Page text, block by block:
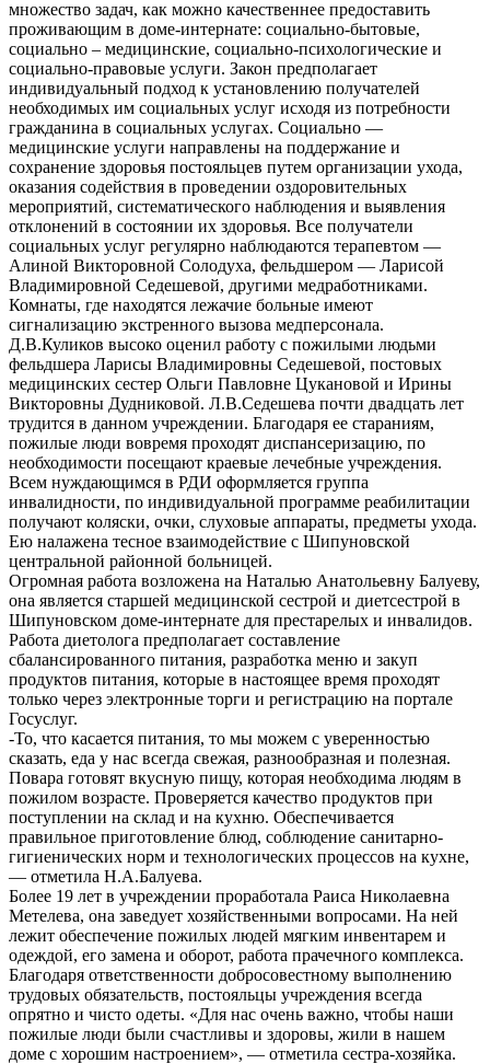
множество задач, как можно качественнее предоставить
проживающим в доме-интернате: социально-бытовые,
социально – медицинские, социально-психологические и
социально-правовые услуги. Закон предполагает
индивидуальный подход к установлению получателей
необходимых им социальных услуг исходя из потребности
гражданина в социальных услугах. Социально —
медицинские услуги направлены на поддержание и
сохранение здоровья постояльцев путем организации ухода,
оказания содействия в проведении оздоровительных
мероприятий, систематического наблюдения и выявления
отклонений в состоянии их здоровья. Все получатели
социальных услуг регулярно наблюдаются терапевтом —
Алиной Викторовной Солодуха, фельдшером — Ларисой
Владимировной Седешевой, другими медработниками.
Комнаты, где находятся лежачие больные имеют
сигнализацию экстренного вызова медперсонала.
Д.В.Куликов высоко оценил работу с пожилыми людьми
фельдшера Ларисы Владимировны Седешевой, постовых
медицинских сестер Ольги Павловне Цукановой и Ирины
Викторовны Дудниковой. Л.В.Седешева почти двадцать лет
трудится в данном учреждении. Благодаря ее стараниям,
пожилые люди вовремя проходят диспансеризацию, по
необходимости посещают краевые лечебные учреждения.
Всем нуждающимся в РДИ оформляется группа
инвалидности, по индивидуальной программе реабилитации
получают коляски, очки, слуховые аппараты, предметы ухода.
Ею налажена тесное взаимодействие с Шипуновской
центральной районной больницей.
Огромная работа возложена на Наталью Анатольевну Балуеву,
она является старшей медицинской сестрой и диетсестрой в
Шипуновском доме-интернате для престарелых и инвалидов.
Работа диетолога предполагает составление
сбалансированного питания, разработка меню и закуп
продуктов питания, которые в настоящее время проходят
только через электронные торги и регистрацию на портале
Госуслуг.
-То, что касается питания, то мы можем с уверенностью
сказать, еда у нас всегда свежая, разнообразная и полезная.
Повара готовят вкусную пищу, которая необходима людям в
пожилом возрасте. Проверяется качество продуктов при
поступлении на склад и на кухню. Обеспечивается
правильное приготовление блюд, соблюдение санитарно-
гигиенических норм и технологических процессов на кухне,
— отметила Н.А.Балуева.
Более 19 лет в учреждении проработала Раиса Николаевна
Метелева, она заведует хозяйственными вопросами. На ней
лежит обеспечение пожилых людей мягким инвентарем и
одеждой, его замена и оборот, работа прачечного комплекса.
Благодаря ответственности добросовестному выполнению
трудовых обязательств, постояльцы учреждения всегда
опрятно и чисто одеты. «Для нас очень важно, чтобы наши
пожилые люди были счастливы и здоровы, жили в нашем
доме с хорошим настроением», — отметила сестра-хозяйка.